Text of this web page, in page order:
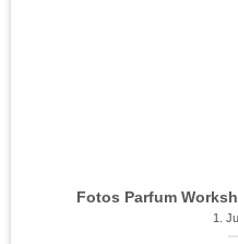
Fotos Parfum
1.